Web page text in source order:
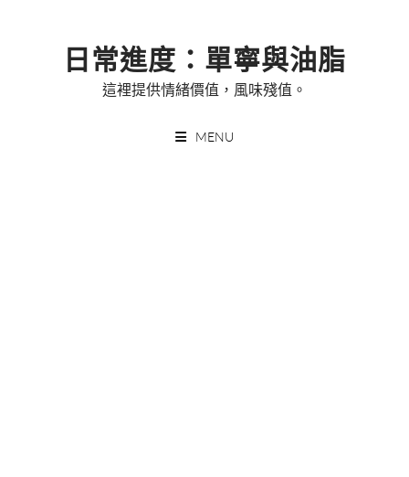
日常進度：單寧與油脂
這裡提供情緒價值，風味殘值。
MENU